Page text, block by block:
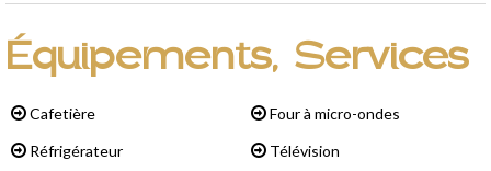
Équipements, Services
Cafetière
Four à micro-ondes
Réfrigérateur
Télévision